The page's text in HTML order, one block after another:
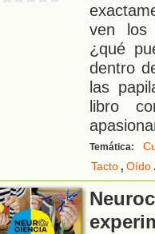
ven los
¿qué
dentro
las
libro
Temática:
Tacto, Oído